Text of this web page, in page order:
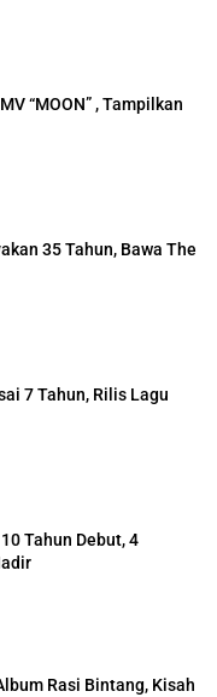
“MOON” , Tampilkan
35 Tahun, Bawa The
7 Tahun, Rilis Lagu
Tahun Debut, 4
Rasi Bintang, Kisah